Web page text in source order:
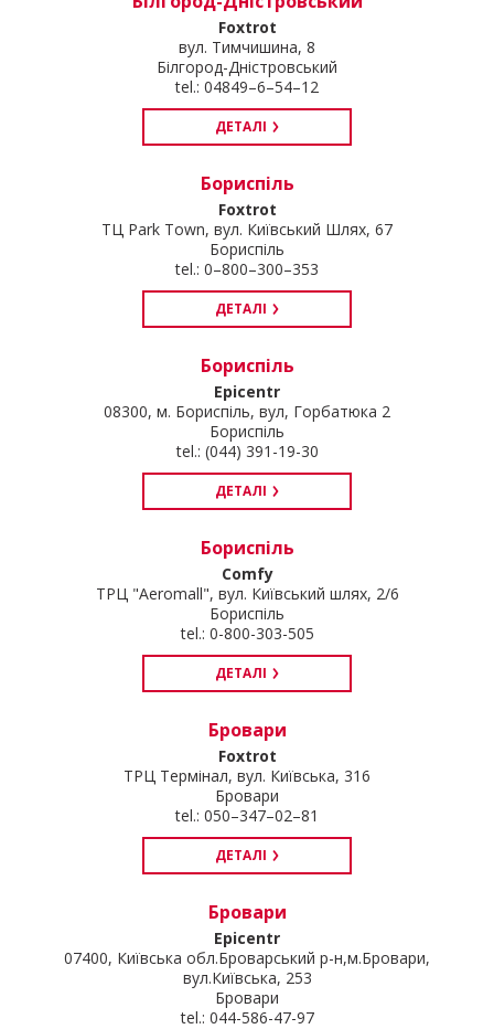
Foxtrot
вул. Тимчишина, 8
Білгород-Дністровський
tel.: 04849–6–54–12
ДЕТАЛІ
Бориспіль
Foxtrot
ТЦ Park Town, вул. Київський Шлях, 67
Бориспіль
tel.: 0–800–300–353
ДЕТАЛІ
Бориспіль
Epicentr
08300, м. Бориспіль, вул, Горбатюка 2
Бориспіль
tel.: (044) 391-19-30
ДЕТАЛІ
Бориспіль
Comfy
ТРЦ "Aeromall", вул. Київський шлях, 2/6
Бориспіль
tel.: 0-800-303-505
ДЕТАЛІ
Бровари
Foxtrot
ТРЦ Термінал, вул. Київська, 316
Бровари
tel.: 050–347–02–81
ДЕТАЛІ
Бровари
Epicentr
07400, Київська обл.Броварський р-н,м.Бровари,
вул.Київська, 253
Бровари
tel.: 044-586-47-97